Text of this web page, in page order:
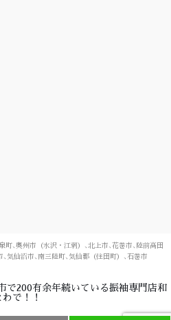
町､奥州市（水沢・江刺）､北上市､花巻市､陸前高田
仙沼市､南三陸町､気仙郡（住田町）､石巻市
で200有余年続いている振袖専門店和
わで！！